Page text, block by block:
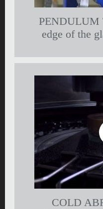
PENDULUM
edge of the
COLD